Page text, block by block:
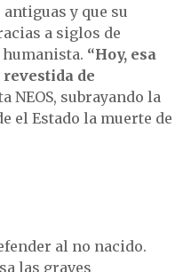
y que su
a siglos de
“Hoy, esa
de
NEOS, subrayando la
el Estado la muerte de
al no nacido.
las graves